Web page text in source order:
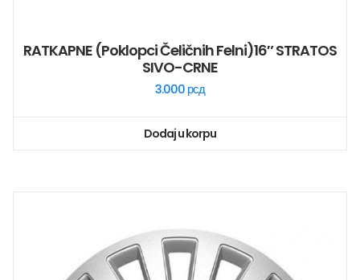
RATKAPNE (poklopci Čeličnih Felni)16″ STRATOS
SIVO-CRNE
3.000 рсд
Dodaj u korpu